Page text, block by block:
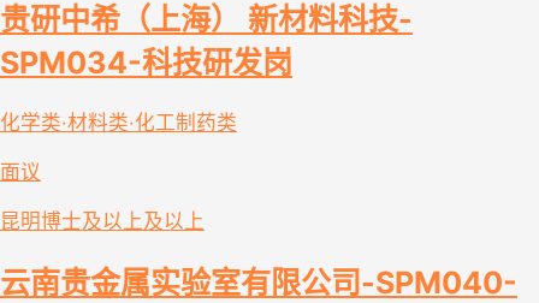
贵研中希（上海） 新材料科技-
SPM034-科技研发岗
化学类·材料类·化工制药类
面议
昆明博士及以上及以上
云南贵金属实验室有限公司-SPM040-